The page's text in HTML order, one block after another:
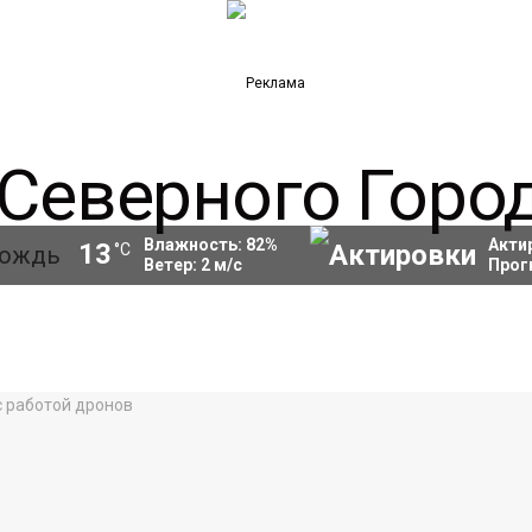
13 °C Влажность: 82%
Ветер: 2м/с